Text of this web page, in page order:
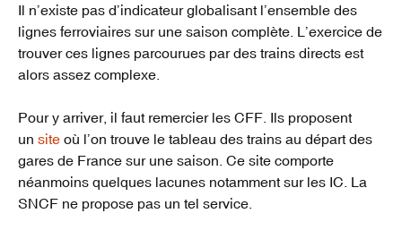
Il n’existe pas d’indicateur globalisant l’ensemble des
lignes ferroviaires sur une saison complète. L’exercice de
trouver ces lignes parcourues par des trains directs est
alors assez complexe.
Pour y arriver, il faut remercier les CFF. Ils proposent
un site où l’on trouve le tableau des trains au départ des
gares de France sur une saison. Ce site comporte
néanmoins quelques lacunes notamment sur les IC. La
SNCF ne propose pas un tel service.